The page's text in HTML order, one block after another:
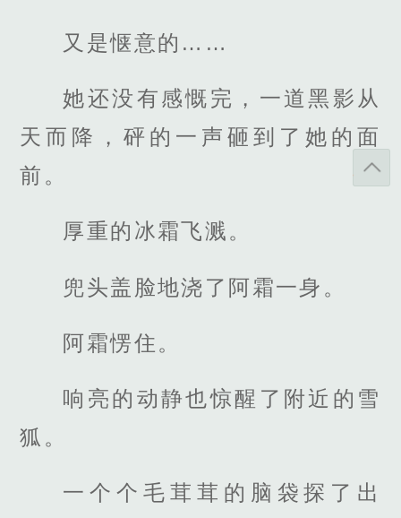
又是惬意的……
她还没有感慨完，一道黑影从
天而降，砰的一声砸到了她的面
前。
厚重的冰霜飞溅。
兜头盖脸地浇了阿霜一身。
阿霜愣住。
响亮的动静也惊醒了附近的雪
狐。
一个个毛茸茸的脑袋探了出